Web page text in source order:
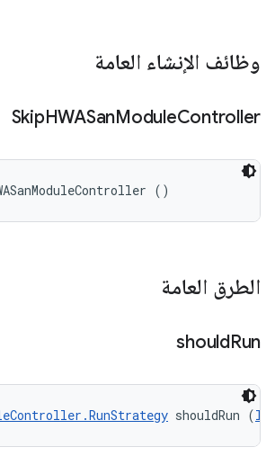
وظائف الإنشاء العامة
SkipHWASanModuleController
()
الطرق العامة
shouldRun
shouldRun (